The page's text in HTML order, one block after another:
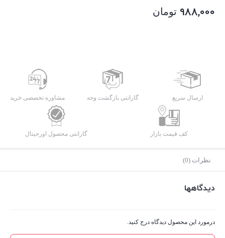
988,000 تومان
ارسال سریع گارانتی بازگشت وجه مشاوره تخصصی خرید
کف قیمت بازار گارانتی محصول اورجینال
نظرات (0)
دیدگاهها
درمورد این محصول دیدگاه درج کنید.